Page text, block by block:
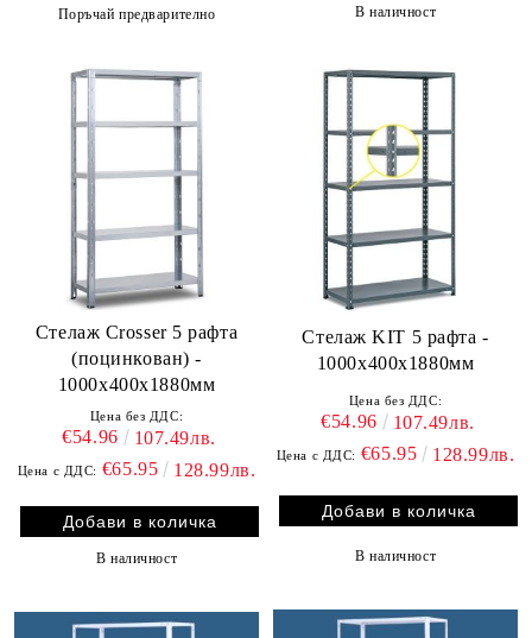
Поръчай предварително В наличност
Стелаж Crosser 5 рафта
(поцинкован) -
1000x400x1880мм
Цена без ДДС:
€54.96 107.49лв.
Цена с ДДС: €65.95 128.99лв.
В наличност
Стелаж KIT 5 рафта -
1000x400x1880мм
Цена без ДДС:
€54.96 107.49лв.
Цена с ДДС: €65.95 128.99лв.
В наличност